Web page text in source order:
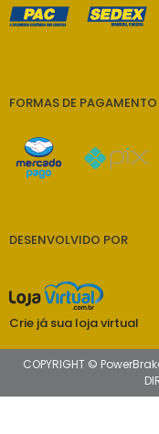
FORMAS DE PAGAMENTO
DESENVOLVIDO POR
Crie já sua loja virtual
COPYRIGHT ©